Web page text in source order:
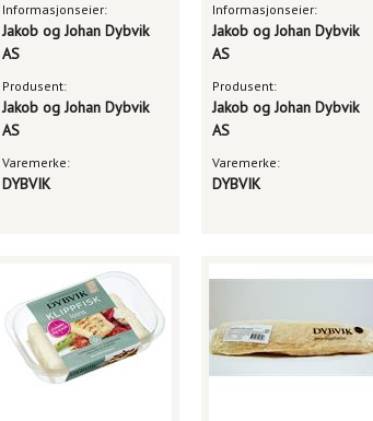
Informasjonseier:
Jakob og Johan Dybvik
AS
Produsent:
Jakob og Johan Dybvik
AS
Varemerke:
DYBVIK
Informasjonseier:
Jakob og Johan Dybvik
AS
Produsent:
Jakob og Johan Dybvik
AS
Varemerke:
DYBVIK